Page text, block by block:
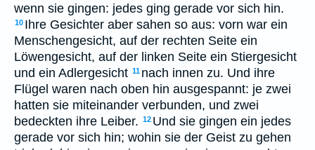
wenn sie gingen: jedes ging gerade vor sich hin.
10 Ihre Gesichter aber sahen so aus: vorn war ein
Menschengesicht, auf der rechten Seite ein
Löwengesicht, auf der linken Seite ein Stiergesicht
und ein Adlergesicht 11 nach innen zu. Und ihre
Flügel waren nach oben hin ausgespannt: je zwei
hatten sie miteinander verbunden, und zwei
bedeckten ihre Leiber. 12 Und sie gingen ein jedes
gerade vor sich hin; wohin sie der Geist zu gehen